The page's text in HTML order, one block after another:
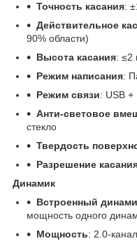
Точность касания:
Действительное
90% области)
Высота касания: ≤2
Режим написания:
Режим связи: USB +
Анти-световое
стекло
Твердость
Разрешение
Динамик
Встроенный
мощность одного
Мощность: 2.0-